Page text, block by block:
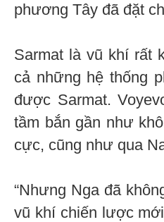
phương Tây đã đặt
Sarmat là vũ khí rất
cả những hệ thống
được Sarmat.
tầm bắn gần như
cực, cũng như qua
“Nhưng Nga đã
vũ khí chiến lược